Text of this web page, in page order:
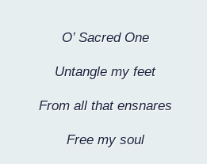
O’ Sacred One
Untangle my feet
From all that ensnares
Free my soul